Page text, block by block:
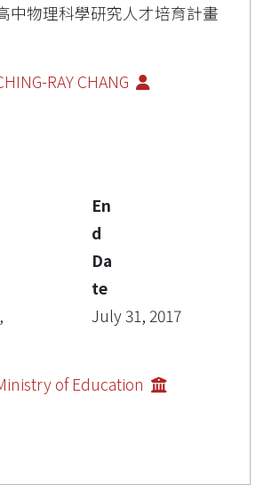
中物理科學研究人才培育計畫
RAY CHANG
En
d
Da
te
July 31, 2017
of Education